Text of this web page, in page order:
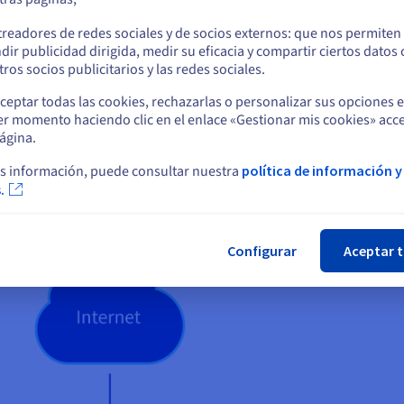
mundo pueden acceder a esta oferta en cualquier momento.
propios de la industria del juguete, como los picos de
a los clientes la experiencia de compra online a la que están
poder absorber fácilmente estos picos de carga sin tener que
una gran flexibilidad de suministro y una escalabilidad
era indispensable poder realizar una rápida implementación
concentra en un período de tiempo muy corto.
Permanezca en el sitio web actual
otro sitio web
de redes sociales y de socios externos: que nos permiten
publicidad dirigida, medir su eficacia y compartir ciertos datos
socios publicitarios y las redes sociales.
todas las cookies, rechazarlas o personalizar sus opciones
momento haciendo clic en el enlace «Gestionar mis cookies»
información, puede consultar nuestra política de información y
Configurar Aceptar